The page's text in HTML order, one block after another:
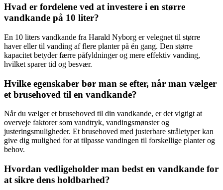
Hvad er fordelene ved at investere i en større
vandkande på 10 liter?
En 10 liters vandkande fra Harald Nyborg er velegnet til større
haver eller til vanding af flere planter på én gang. Den større
kapacitet betyder færre påfyldninger og mere effektiv vanding,
hvilket sparer tid og besvær.
Hvilke egenskaber bør man se efter, når man vælger
et brusehoved til en vandkande?
Når du vælger et brusehoved til din vandkande, er det vigtigt at
overveje faktorer som vandtryk, vandingsmønster og
justeringsmuligheder. Et brusehoved med justerbare stråletyper kan
give dig mulighed for at tilpasse vandingen til forskellige planter og
behov.
Hvordan vedligeholder man bedst en vandkande for
at sikre dens holdbarhed?